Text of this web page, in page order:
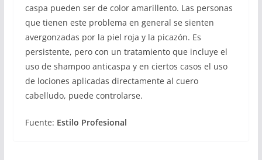
caspa pueden ser de color amarillento. Las personas
que tienen este problema en general se sienten
avergonzadas por la piel roja y la picazón. Es
persistente, pero con un tratamiento que incluye el
uso de shampoo anticaspa y en ciertos casos el uso
de lociones aplicadas directamente al cuero
cabelludo, puede controlarse.
Fuente: Estilo Profesional